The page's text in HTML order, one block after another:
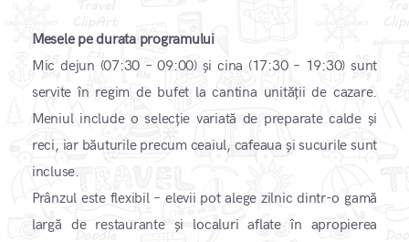
Mesele pe durata programului
Mic dejun (07:30 – 09:00) și cina (17:30 – 19:30) sunt
servite în regim de bufet la cantina unității de cazare.
Meniul include o selecție variată de preparate calde și
reci, iar băuturile precum ceaiul, cafeaua și sucurile sunt
incluse.
Prânzul este flexibil – elevii pot alege zilnic dintr-o gamă
largă de restaurante și localuri aflate în apropierea